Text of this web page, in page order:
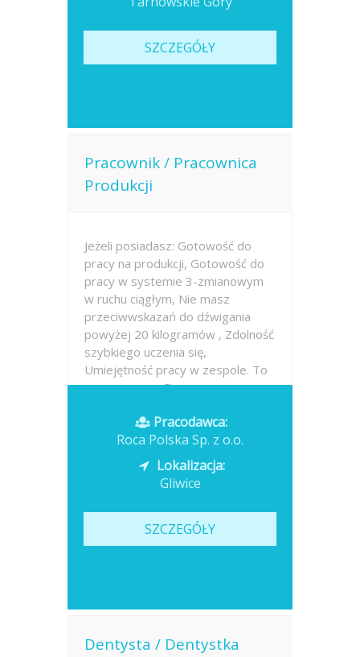
SZCZEGÓŁY
Pracownik / Pracownica
Produkcji
Jeżeli posiadasz: Gotowość do
pracy na produkcji, Gotowość do
pracy w systemie 3-zmianowym
w ruchu ciągłym, Nie masz
przeciwwskazań do dźwigania
powyżej 20 kilogramów , Zdolność
szybkiego uczenia się,
Umiejętność pracy w zespole. To
my nauczymy Cię:...
Opublikowano: dzisiajPracodawca:
Roca Polska Sp. z o.o.
Lokalizacja:
Gliwice
SZCZEGÓŁY
Dentysta / Dentystka